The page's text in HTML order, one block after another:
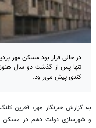
تنها پس از گذشت دو سال هنوز
کندی پیش می‌ر ود.
به گزارش خبرنگار مهر، آخرین